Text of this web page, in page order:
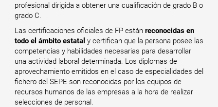
profesional dirigida a obtener una cualificación de grado B o
grado C.
Las certificaciones oficiales de FP están reconocidas en
todo el ámbito estatal y certifican que la persona posee las
competencias y habilidades necesarias para desarrollar
una actividad laboral determinada. Los diplomas de
aprovechamiento emitidos en el caso de especialidades del
fichero del SEPE son reconocidas por los equipos de
recursos humanos de las empresas a la hora de realizar
selecciones de personal.